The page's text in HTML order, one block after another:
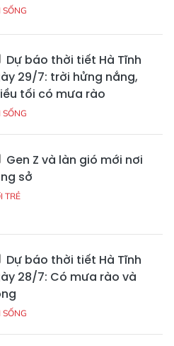
Dự báo thời tiết Hà Tĩnh
29/7: trời hửng nắng,
tối có mưa rào
Gen Z và làn gió mới nơi
sở
TRẺ
Dự báo thời tiết Hà Tĩnh
28/7: Có mưa rào và